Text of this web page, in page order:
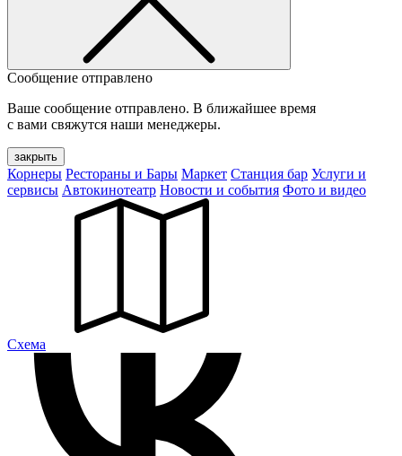
Сообщение отправлено
Ваше сообщение отправлено. В ближайшее время
с вами свяжутся наши менеджеры.
закрыть
Корнеры Рестораны и Бары Маркет Станция бар Услуги и
сервисы Автокинотеатр Новости и события Фото и видео
Cхема